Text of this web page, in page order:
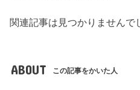
関連記事は見つかりませんで
ABOUT この記事をかいた人